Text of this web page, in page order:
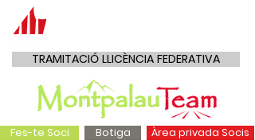
Fes-te Soci Botiga Àrea privada Socis
TRAMITACIÓ LLICÈNCIA FEDERATIVA